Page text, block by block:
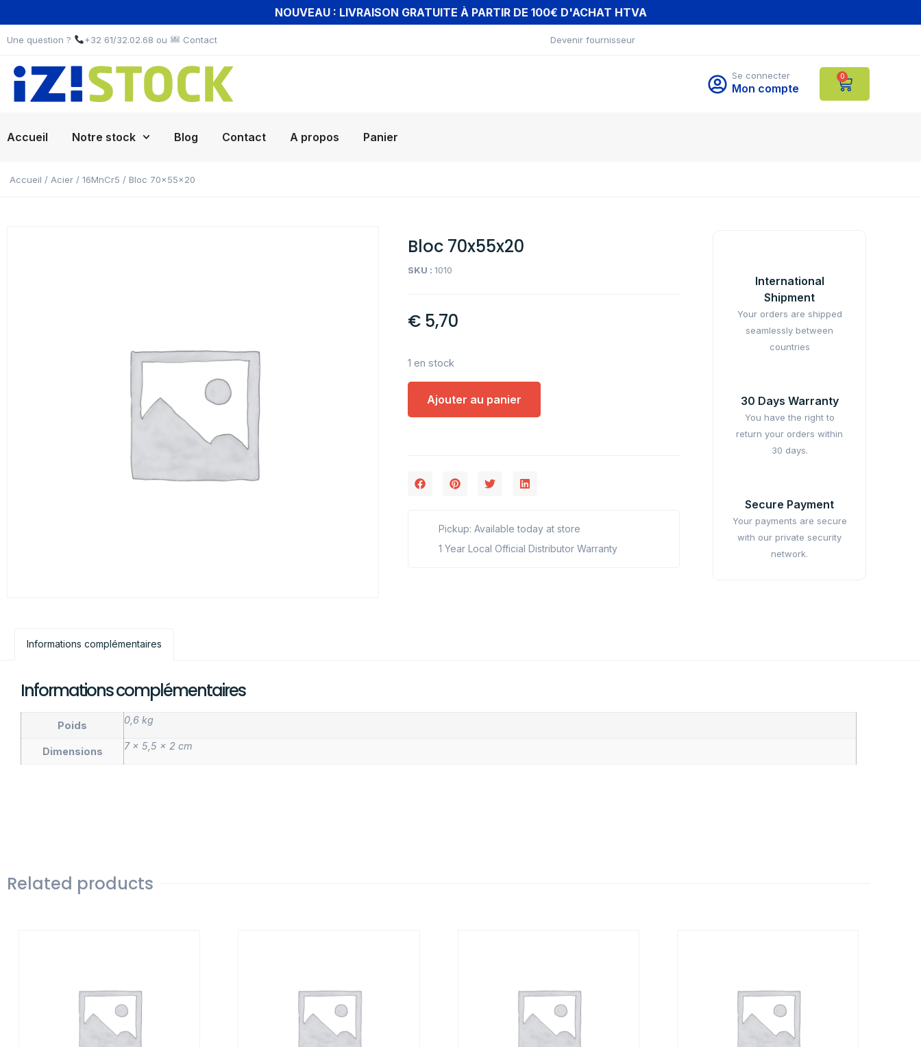
NOUVEAU : LIVRAISON GRATUITE À PARTIR DE 100€ D'ACHAT HTVA
Une question ? +32 61/32.02.68 ou Contact Devenir fournisseur
Se connecter
Mon compte
0
Accueil Notre stock Blog Contact A propos Panier
Accueil / Acier / 16MnCr5 / Bloc 70x55x20
Bloc 70x55x20
SKU :1010
€ 5,70
1 en stock
Ajouter au panier
Pickup: Available today at store
1 Year Local Official Distributor Warranty
International
Shipment
Your orders are shipped
seamlessly between
countries
30 Days Warranty
You have the right to
return your orders within
30 days.
Secure Payment
Your payments are secure
with our private security
network.
Informations complémentaires
Informations complémentaires
Poids 0,6 kg
Dimensions 7 × 5,5 × 2 cm
Related products